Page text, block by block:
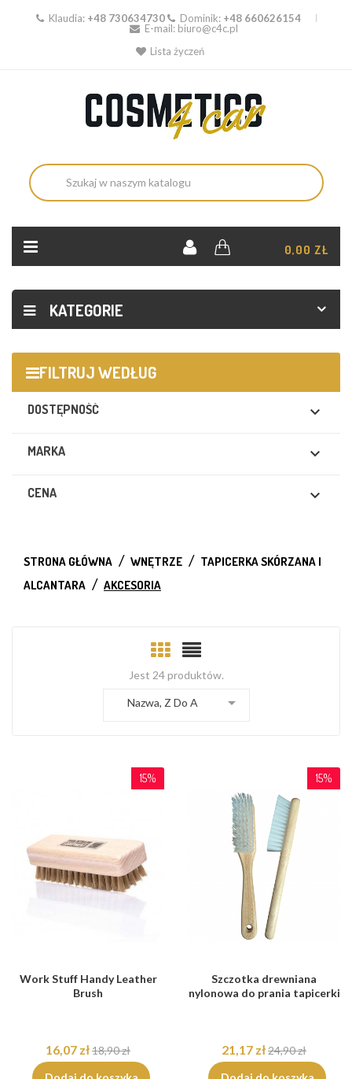
Klaudia: +48 730634730 Dominik: +48 660626154
E-mail: biuro@c4c.pl
Lista życzeń
0,00 ZŁ
KATEGORIE
FILTRUJ WEDŁUG
DOSTĘPNOŚĆ 
MARKA 
CENA 
STRONA GŁÓWNA WNĘTRZE
TAPICERKA SKÓRZANA I
ALCANTARA
AKCESORIA
Jest 24 produktów.
Nazwa, Z Do A 
15%
Work Stuff Handy Leather
Brush
16,07 zł18,90 zł
15%
Szczotka drewniana
nylonowa do prania tapicerki
21,17 zł24,90 zł